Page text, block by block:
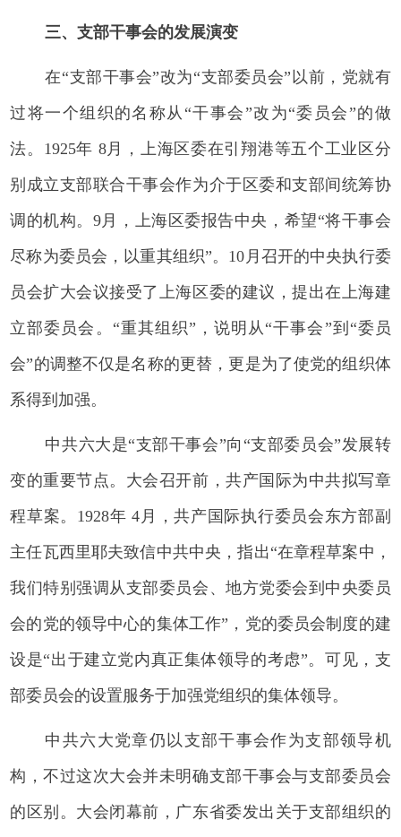
三、支部干事会的发展演变
在“支部干事会”改为“支部委员会”以前，党就有
过将一个组织的名称从“干事会”改为“委员会”的做
法。1925年 8月，上海区委在引翔港等五个工业区分
别成立支部联合干事会作为介于区委和支部间统筹协
调的机构。9月，上海区委报告中央，希望“将干事会
尽称为委员会，以重其组织”。10月召开的中央执行委
员会扩大会议接受了上海区委的建议，提出在上海建
立部委员会。“重其组织”，说明从“干事会”到“委员
会”的调整不仅是名称的更替，更是为了使党的组织体
系得到加强。
中共六大是“支部干事会”向“支部委员会”发展转
变的重要节点。大会召开前，共产国际为中共拟写章
程草案。1928年 4月，共产国际执行委员会东方部副
主任瓦西里耶夫致信中共中央，指出“在章程草案中，
我们特别强调从支部委员会、地方党委会到中央委员
会的党的领导中心的集体工作”，党的委员会制度的建
设是“出于建立党内真正集体领导的考虑”。可见，支
部委员会的设置服务于加强党组织的集体领导。
中共六大党章仍以支部干事会作为支部领导机
构，不过这次大会并未明确支部干事会与支部委员会
的区别。大会闭幕前，广东省委发出关于支部组织的